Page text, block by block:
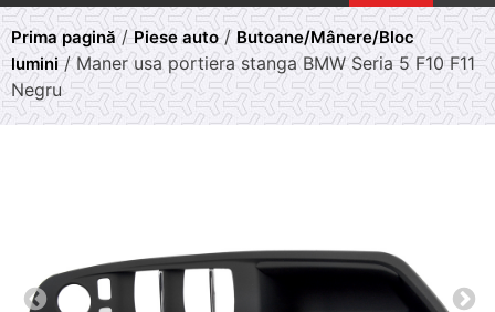
Prima pagină/Piese auto/ Butoane/Mânere/Bloc
lumini/ Maner usa portiera stanga BMW Seria 5 F10 F11
Negru